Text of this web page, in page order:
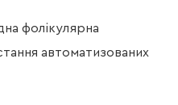
фолікулярна
автоматизованих